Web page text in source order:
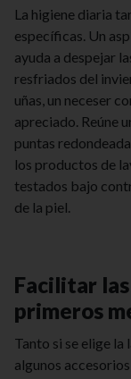
La higiene diaria
específicas. Un
ayuda a despejar
resfriados del
uñas, un neceser
apreciado. Reúne
puntas
los productos de
testados bajo
de la piel.
Facilitar las
primeros
Tanto si se elige
algunos